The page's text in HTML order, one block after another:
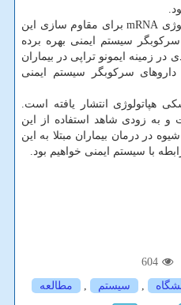
در این روش پژوهشگران از تکنولوژی mRNA برای مقاوم سازی این
سیستم ایمنی بهره برده
زمینه ایمونو تراپی در بیماران
سرکوبگر سیستم ایمنی
هپاتولوژی انتشار یافته است.
به زودی شاهد استفاده از این
در درمان بیماران مبتلا به این
با سیستم ایمنی خواهیم بود.
604
, سیستم , مطالعه